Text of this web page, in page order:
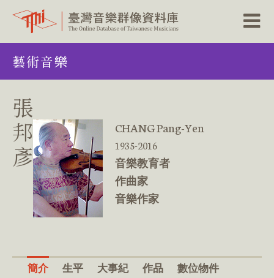
要
藝術音樂
張
邦
彥
CHANG Pang-Yen
1935-2016
音樂教育者
作曲家
音樂作家
簡介 生平 大事紀 作品 數位物件